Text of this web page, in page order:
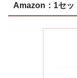
Amazon：1セッ